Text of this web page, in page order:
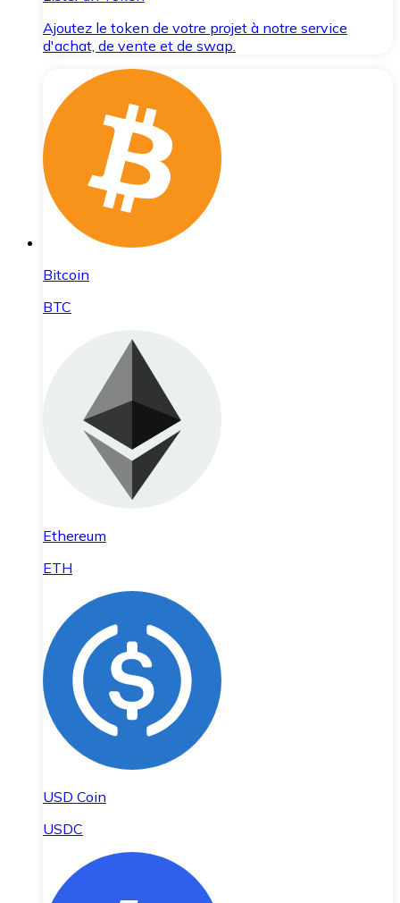
Ajoutez le token de votre projet à notre service
d'achat, de vente et de swap.
Bitcoin
BTC
Ethereum
ETH
USD Coin
USDC